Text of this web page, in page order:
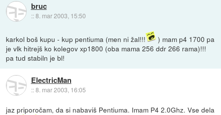
bruc
::8. mar 2003, 15:50
karkol boš kupu - kup pentiuma (men ni žal!!!
) mam p4 1700 pa
je vlk hitrejš ko kolegov xp1800 (oba mama 256 ddr 266 rama)!!!
pa tud stabiln je bl!
ElectricMan
::8. mar 2003, 16:05
jaz priporočam, da si nabaviš Pentiuma. Imam P4 2.0Ghz. Vse dela